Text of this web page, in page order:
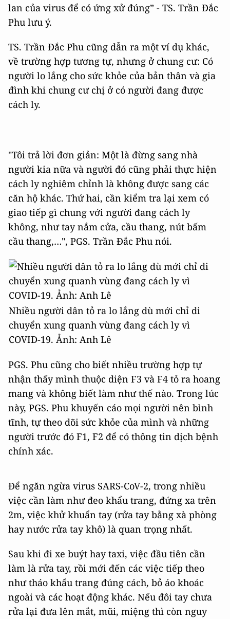
lan của virus để có ứng xử đúng” - TS. Trần Đắc
Phu lưu ý.
TS. Trần Đắc Phu cũng dẫn ra một ví dụ khác,
về trường hợp tương tự, nhưng ở chung cư: Có
người lo lắng cho sức khỏe của bản thân và gia
đình khi chung cư chị ở có người đang được
cách ly.
"Tôi trả lời đơn giản: Một là đừng sang nhà
người kia nữa và người đó cũng phải thực hiện
cách ly nghiêm chỉnh là không được sang các
căn hộ khác. Thứ hai, cần kiểm tra lại xem có
giao tiếp gì chung với người đang cách ly
không, như tay nắm cửa, cầu thang, nút bấm
cầu thang,…", PGS. Trần Đắc Phu nói.
Nhiều người dân tỏ ra lo lắng dù mới chỉ di
chuyển xung quanh vùng đang cách ly vì
COVID-19. Ảnh: Anh Lê
PGS. Phu cũng cho biết nhiều trường hợp tự
nhận thấy mình thuộc diện F3 và F4 tỏ ra hoang
mang và không biết làm như thế nào. Trong lúc
này, PGS. Phu khuyến cáo mọi người nên bình
tĩnh, tự theo dõi sức khỏe của mình và những
người trước đó F1, F2 để có thông tin dịch bệnh
chính xác.
Để ngăn ngừa virus SARS-CoV-2, trong nhiều
việc cần làm như đeo khẩu trang, đứng xa trên
2m, việc khử khuẩn tay (rửa tay bằng xà phòng
hay nước rửa tay khô) là quan trọng nhất.
Sau khi đi xe buýt hay taxi, việc đầu tiên cần
làm là rửa tay, rồi mới đến các việc tiếp theo
như tháo khẩu trang đúng cách, bỏ áo khoác
ngoài và các hoạt động khác. Nếu đôi tay chưa
rửa lại đưa lên mắt, mũi, miệng thì còn nguy